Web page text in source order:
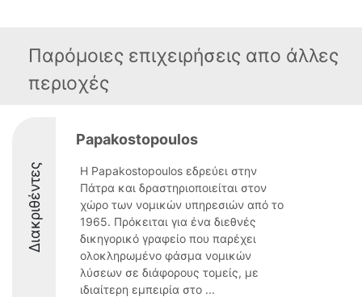
Παρόμοιες επιχειρήσεις απο άλλες
περιοχές
Διακριθέντες
Papakostopoulos
Η Papakostopoulos εδρεύει στην
Πάτρα και δραστηριοποιείται στον
χώρο των νομικών υπηρεσιών από το
1965. Πρόκειται για ένα διεθνές
δικηγορικό γραφείο που παρέχει
ολοκληρωμένο φάσμα νομικών
λύσεων σε διάφορους τομείς, με
ιδιαίτερη εμπειρία στο ...